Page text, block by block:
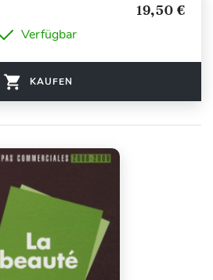
19,50 €
Verfügbar
KAUFEN